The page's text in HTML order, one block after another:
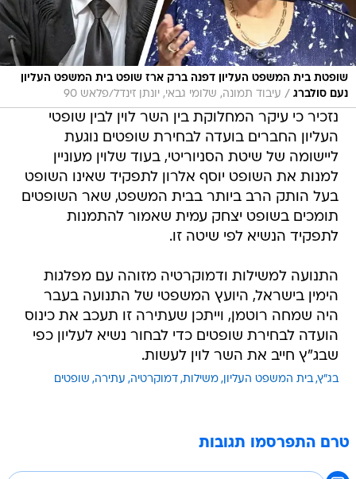
שופטת בית המשפט העליון דפנה ברק ארז שופט בית המשפט העליון
נעם סולברג / עיבוד תמונה, שלומי גבאי, יונתן זינדל/פלאש 90
נזכיר כי עיקר המחלוקת בין השר לוין לבין שופטי
העליון החברים בועדה לבחירת שופטים נוגעת
ליישומה של שיטת הסניוריטי, בעוד שלוין מעוניין
למנות את השופט יוסף אלרון לתפקיד שאינו השופט
בעל הותק הרב ביותר בבית המשפט, שאר השופטים
תומכים בשופט יצחק עמית שאמור להתמנות
לתפקיד הנשיא לפי שיטה זו.
התנועה למשילות ודמוקרטיה מזוהה עם מפלגות
הימין בישראל, היועץ המשפטי של התנועה בעבר
היה שמחה רוטמן, וייתכן שעתירה זו תעכב את כינוס
הועדה לבחירת שופטים כדי לבחור נשיא לעליון כפי
שבג"ץ חייב את השר לוין לעשות.
בג"ץ בית המשפט העליון משילות דמוקרטיה עתירה שופטים
טרם התפרסמו תגובות